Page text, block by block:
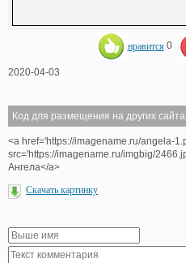
нравится 0
2020-04-03
Код для размещения на других
<a href='https://imagename.ru/angela-
src='https://imagename.ru/imgbig/
Ангела</a>
Скачать картинку